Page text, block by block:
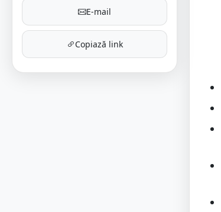
E-mail
Copiază link